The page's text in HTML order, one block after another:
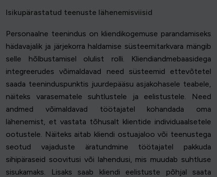
Isikupärastatud teenuste lähenemisviisid
Personaalne teenindus on kliendikogemuse parandamiseks
hädavajalik ja järjekorra haldamise süsteemitarkvara mängib
selle hõlbustamisel olulist rolli. Kliendiandmebaasidega
integreerudes võimaldavad need süsteemid ettevõtetel
saada teeninduspunktis juurdepääsu asjakohasele teabele,
näiteks varasematele suhtlustele ja eelistustele. Need
andmed võimaldavad töötajatel kohandada oma
lähenemist, et vastata tõhusalt klientide individuaalsetele
ootustele. Näiteks aitab kliendi ostuajaloo või teenustega
seotud vajaduste äratundmine töötajatel pakkuda
sihipäraseid soovitusi või lahendusi, mis muudab suhtluse
sisukamaks. Lisaks saab kliendi eelistuste põhjal saata